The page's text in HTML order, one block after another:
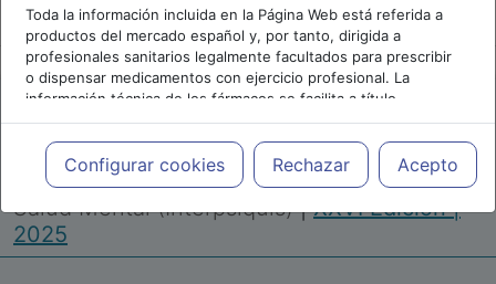
Toda la información incluida en la Página Web está referida a
productos del mercado español y, por tanto, dirigida a
profesionales sanitarios legalmente facultados para prescribir
o dispensar medicamentos con ejercicio profesional. La
información técnica de los fármacos se facilita a título
meramente informativo, siendo responsabilidad de los
profesionales facultados prescribir medicamentos y decidir, en
cada caso concreto, el tratamiento más adecuado a las
necesidades del paciente.
Configurar cookies Rechazar Acepto
Repositorio de Artículos |Congreso Virtual
Internacional de Psiquiatría, Psicología y
Salud Mental (Interpsiquis)|XXVI Edición |
2025